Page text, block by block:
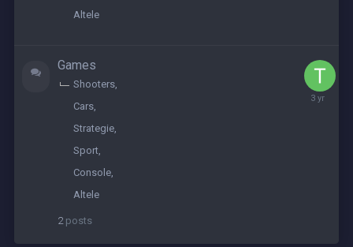
Altele
Games
Shooters
Cars
Strategie
Sport
Console
Altele
2 posts
June